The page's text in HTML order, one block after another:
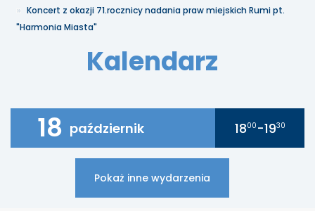
Koncert z okazji 71.rocznicy nadania praw miejskich Rumi pt.
"Harmonia Miasta"
Kalendarz
18 październik 1800 -1930
Pokaż inne wydarzenia